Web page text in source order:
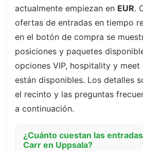
actualmente empiezan en EUR.
ofertas de entradas en tiempo
en el botón de compra se
posiciones y paquetes
opciones VIP, hospitality y meet
están disponibles. Los detalles
el recinto y las preguntas
a continuación.
¿Cuánto cuestan las
Carr en Uppsala?